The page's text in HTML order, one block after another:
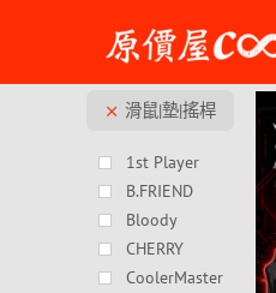
content
滑鼠|墊|搖桿
1st Player
B.FRIEND
Bloody
CHERRY
CoolerMaster